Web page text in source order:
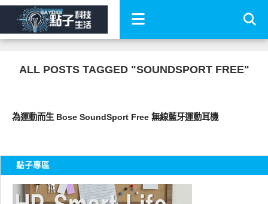
ALL POSTS TAGGED "SOUNDSPORT FREE"
為運動而生 Bose SoundSport Free 無線藍牙運動耳機
點子專區